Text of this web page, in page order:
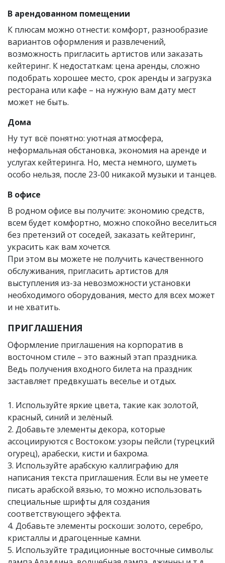
В арендованном помещении
К плюсам можно отнести: комфорт, разнообразие
вариантов оформления и развлечений,
возможность пригласить артистов или заказать
кейтеринг. К недостаткам: цена аренды, сложно
подобрать хорошее место, срок аренды и загрузка
ресторана или кафе – на нужную вам дату мест
может не быть.
Дома
Ну тут всё понятно: уютная атмосфера,
неформальная обстановка, экономия на аренде и
услугах кейтеринга. Но, места немного, шуметь
особо нельзя, после 23-00 никакой музыки и танцев.
В офисе
В родном офисе вы получите: экономию средств,
всем будет комфортно, можно спокойно веселиться
без претензий от соседей, заказать кейтеринг,
украсить как вам хочется.
При этом вы можете не получить качественного
обслуживания, пригласить артистов для
выступления из-за невозможности установки
необходимого оборудования, место для всех может
и не хватить.
ПРИГЛАШЕНИЯ
Оформление приглашения на корпоратив в
восточном стиле – это важный этап праздника.
Ведь получения входного билета на праздник
заставляет предвкушать веселье и отдых.
1. Используйте яркие цвета, такие как золотой,
красный, синий и зелёный.
2. Добавьте элементы декора, которые
ассоциируются с Востоком: узоры пейсли (турецкий
огурец), арабески, кисти и бахрома.
3. Используйте арабскую каллиграфию для
написания текста приглашения. Если вы не умеете
писать арабской вязью, то можно использовать
специальные шрифты для создания
соответствующего эффекта.
4. Добавьте элементы роскоши: золото, серебро,
кристаллы и драгоценные камни.
5. Используйте традиционные восточные символы: